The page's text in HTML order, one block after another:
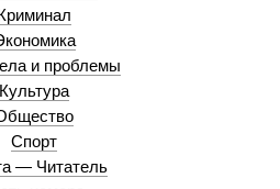
и проблемы
Культура
Спорт
— Читатель